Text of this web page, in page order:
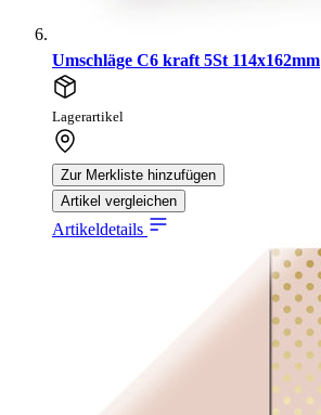
Umschläge C6 kraft 5St 114x162mm
Lagerartikel
Zur Merkliste hinzufügen
Artikel vergleichen
Artikeldetails